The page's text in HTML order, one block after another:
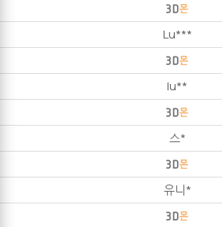
Lu***
lu**
스*
유니*